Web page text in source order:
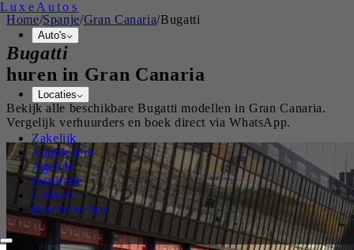
Luxe Autos
Auto's
Locaties
Zakelijk
Aanbieders
Agenda
Inspiratie
Contact
Reserveer Nu
Home/Spanje/Gran Canaria/Bugatti
Bugatti
huren in Gran Canaria
Bekijk alle beschikbareBugatti modellen inGran Canaria.
Vergelijk verhuurders en boek direct via WhatsApp.